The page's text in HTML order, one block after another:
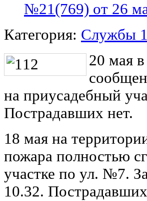
№21(769) от 26
Категория: Службы
20 мая
на приусадебный
Пострадавших нет.
18 мая на
пожара полностью
участке по ул. №7.
10.32.